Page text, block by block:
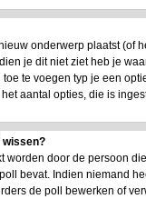
onderwerp plaatst (of
je dit niet ziet heb je
te voegen typ je een
aantal opties, die is
wissen?
worden door de persoon
bevat. Indien niemand
de poll bewerken of